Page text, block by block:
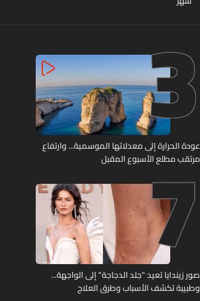
3
عودة الحرارة إلى معدلاتها الموسمية... وارتفاع
مرتقب مطلع الأسبوع المقبل
7
صور زيندايا تعيد "جلد الدجاجة" إلى الواجهة...
وطبيبة تكشف الأسباب وطرق العلاج